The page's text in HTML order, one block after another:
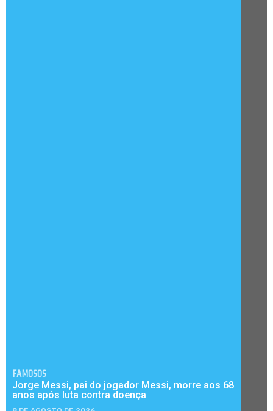
FAMOSOS
Jorge Messi, pai do jogador Messi, morre aos 68
anos após luta contra doença